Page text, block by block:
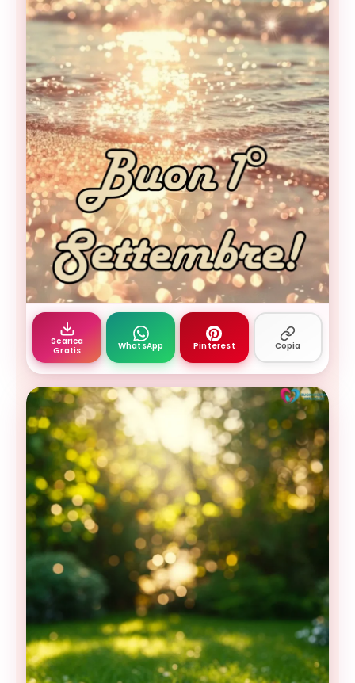
buongiorno settembre - spiaggia soleggiata
Scarica
Gratis
WhatsApp Pinterest Copia